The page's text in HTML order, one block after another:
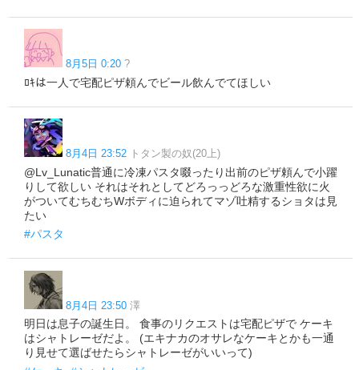
8月5日 0:20 ?
ﾛｷは一人で宅配ピザ頼んでビール飲んでてほしい
8月4日 23:52 トタン製の奴(20上)
@Lv_Lunatic普通に冷凍パスタ啜ったり出前のピザ頼んで小躍
りして欲しい それはそれとしてどろっっどろな激重性欲に火
がついてむちむちWボディに迫られてマゾ吐精するショタは見
たい
#パスタ
8月4日 23:50 澤
明日は息子の誕生日。 食事のリクエストは宅配ピザで ケーキ
はシャトレーゼだよ。 (エキナカのオサレなケーキとかも一通
り見せて選ばせたらシャトレーゼがいいって)